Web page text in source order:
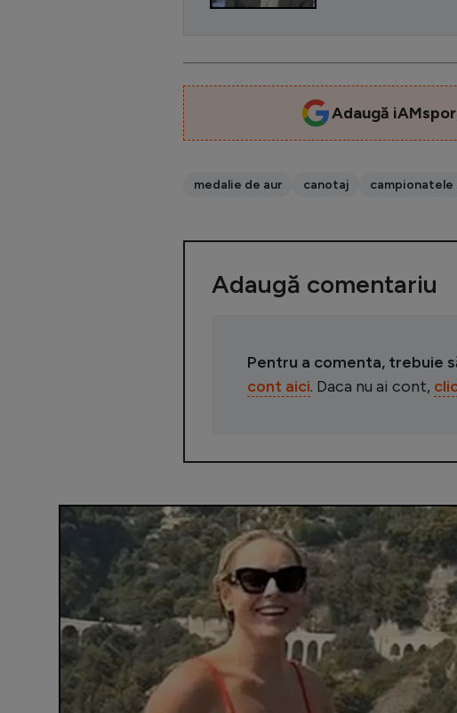
Adaugă
medalie de aur canotaj campionatele
Adaugă comentariu
Pentru a comenta, trebuie
cont aici. Daca nu ai cont,